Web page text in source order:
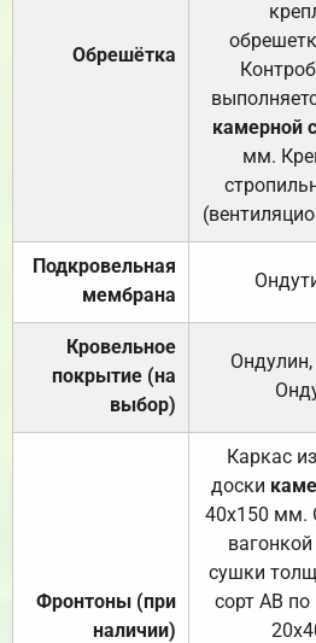
Обрешётка
камерной
мм.
Подкровельная
мембрана
Кровельное
покрытие (на
выбор)
Фронтоны (при
наличии)
Каркас
доски
40х150 мм.
сушки
сорт АВ по